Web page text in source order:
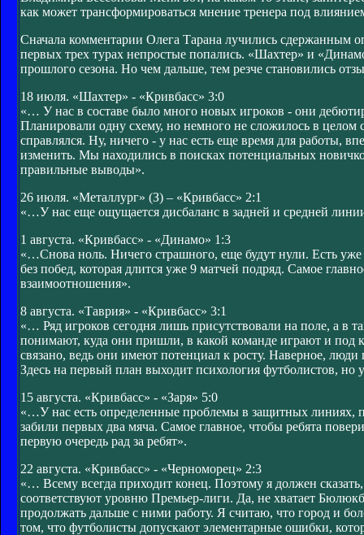
как может трансформироваться мнение тренера под
Сначала комментарии Олега Тарана лучились сдержанным
первых трех турах непростые попались. «Шахтер» и
прошлого сезона. Но чем дальше, тем резче становились
18 июля. «Шахтер» - «Кривбасс» 3:0
«… У нас в составе было много новых игроков - они
Планировали одну схему, но немного не сложилось в целом
справлялся. Ну, ничего - у нас есть еще время для работы,
изменить. Мы находились в поисках потенциальных
правильные выводы».
26 июля. «Металлург» (З) – «Кривбасс» 2:1
«…У нас еще ощущается дисбаланс в задней и средней
1 августа. «Кривбасс» - «Динамо» 1:3
«…Снова ноль. Ничего страшного, еще будут нули. Есть
без побед, которая длится уже 9 матчей подряд. Самое
взаимоотношения».
8 августа. «Таврия» - «Кривбасс» 3:1
«… Ряд игроков сегодня лишь присутствовали на поле, а в
понимают, куда они пришли, в какой команде играют и под
связано, ведь они имеют потенциал к росту. Наверное,
Здесь на первый план выходит психология футболистов,
15 августа. «Кривбасс» - «Заря» 5:0
«…У нас есть определенные проблемы в защитных линиях,
забили первых два мяча. Самое главное, чтобы ребята
первую очередь рад за ребят».
22 августа. «Кривбасс» - «Черноморец» 2:3
«… Всему всегда приходит конец. Поэтому я должен
соответствуют уровню Премьер-лиги. Да, не хватает
продолжать дальше с ними работу. Я считаю, что город и
том, что футболисты допускают элементарные ошибки,